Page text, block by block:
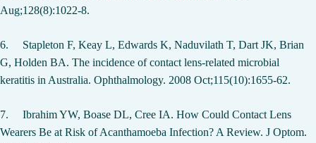
Aug;128(8):1022-8.
6.
Stapleton F, Keay L, Edwards K, Naduvilath T, Dart JK, Brian
G, Holden BA. The incidence of contact lens-related microbial
keratitis in Australia. Ophthalmology. 2008 Oct;115(10):1655-62.
7. Ibrahim YW, Boase DL, Cree IA. How Could Contact Lens
Wearers Be at Risk of Acanthamoeba Infection? A Review. J Optom.